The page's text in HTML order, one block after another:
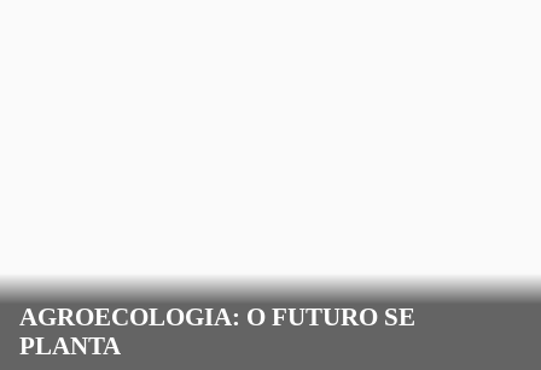
AGROECOLOGIA: O FUTURO SE
PLANTA